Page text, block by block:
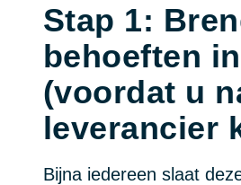
Stap 1:
behoeften
(voordat u
leverancier
Bijna iedereen slaat